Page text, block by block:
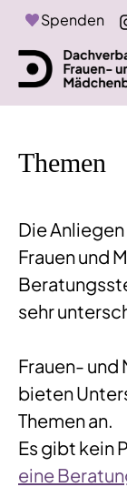
Zum
springen
Spenden
Themen
Die
Frauen und
sehr
Frauen-
bieten
Themen an.
Es gibt kein
eine